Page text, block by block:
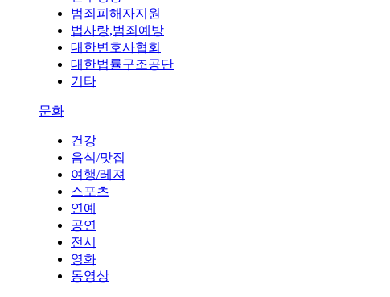
범죄피해자지원
법사랑,범죄예방
대한변호사협회
대한법률구조공단
기타
문화
건강
음식/맛집
여행/레져
스포츠
연예
공연
전시
영화
동영상